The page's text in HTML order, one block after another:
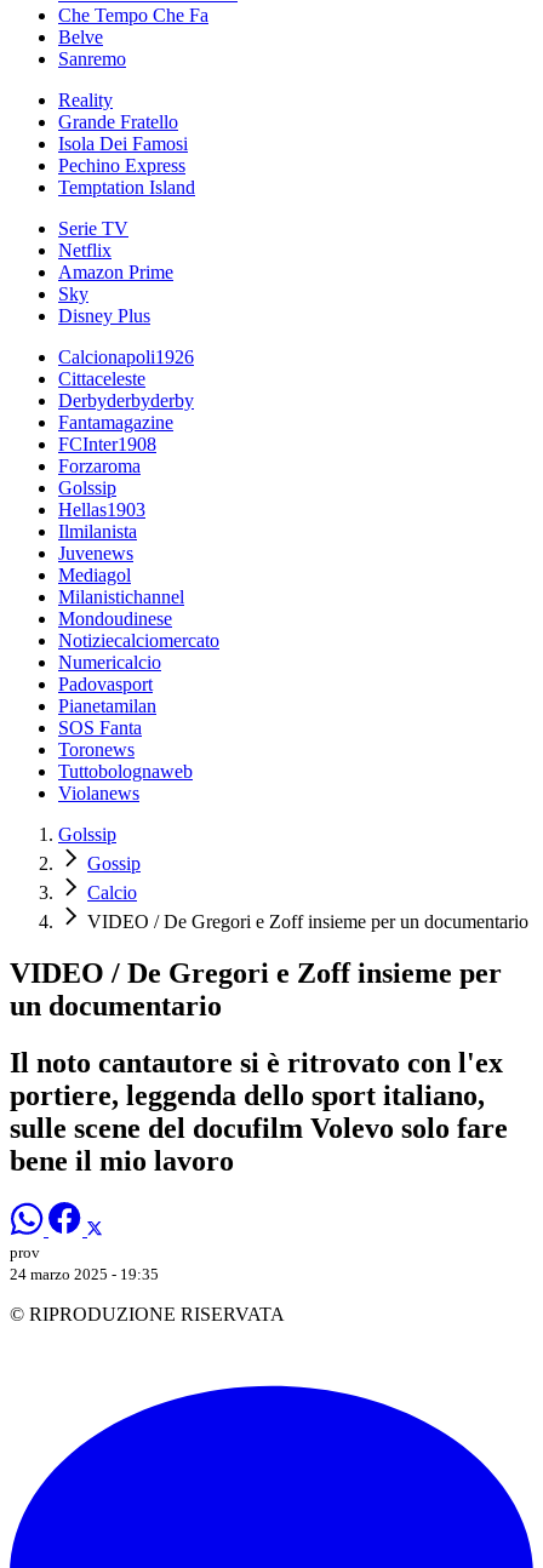
Che Tempo Che Fa
Belve
Sanremo
Reality
Grande Fratello
Isola Dei Famosi
Pechino Express
Temptation Island
Serie TV
Netflix
Amazon Prime
Sky
Disney Plus
Calcionapoli1926
Cittaceleste
Derbyderbyderby
Fantamagazine
FCInter1908
Forzaroma
Golssip
Hellas1903
Ilmilanista
Juvenews
Mediagol
Milanistichannel
Mondoudinese
Notiziecalciomercato
Numericalcio
Padovasport
Pianetamilan
SOS Fanta
Toronews
Tuttobolognaweb
Violanews
Golssip
Gossip
Calcio
VIDEO / De Gregori e Zoff insieme per un documentario
VIDEO / De Gregori e Zoff insieme per
un documentario
Il noto cantautore si è ritrovato con l'ex
portiere, leggenda dello sport italiano,
sulle scene del docufilm Volevo solo fare
bene il mio lavoro
prov
24 marzo 2025 - 19:35
© RIPRODUZIONE RISERVATA